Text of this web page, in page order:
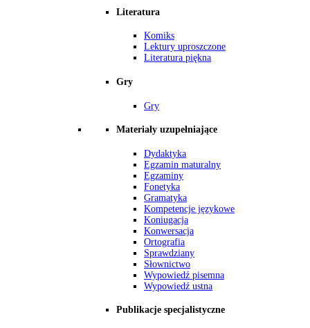
Literatura
Komiks
Lektury uproszczone
Literatura piękna
Gry
Gry
Materiały uzupełniające
Dydaktyka
Egzamin maturalny
Egzaminy
Fonetyka
Gramatyka
Kompetencje językowe
Koniugacja
Konwersacja
Ortografia
Sprawdziany
Słownictwo
Wypowiedź pisemna
Wypowiedź ustna
Publikacje specjalistyczne